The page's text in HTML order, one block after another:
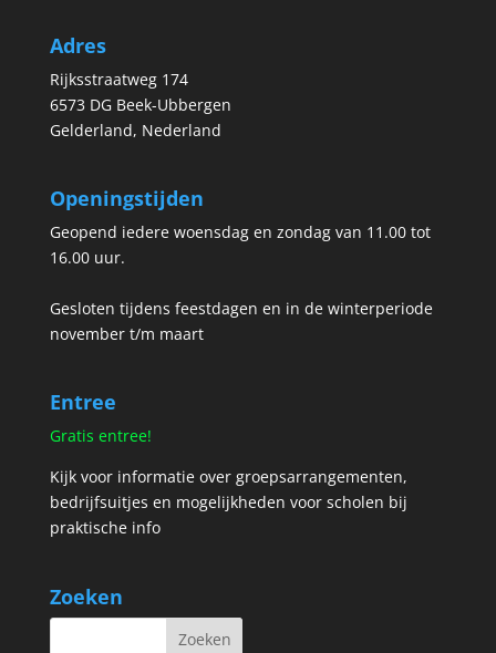
Adres
Rijksstraatweg 174
6573 DG Beek-Ubbergen
Gelderland, Nederland
Openingstijden
Geopend iedere woensdag en zondag van 11.00 tot
16.00 uur.
Gesloten tijdens feestdagen en in de winterperiode
november t/m maart
Entree
Gratis entree!
Kijk voor informatie over groepsarrangementen,
bedrijfsuitjes en mogelijkheden voor scholen bij
praktische info
Zoeken